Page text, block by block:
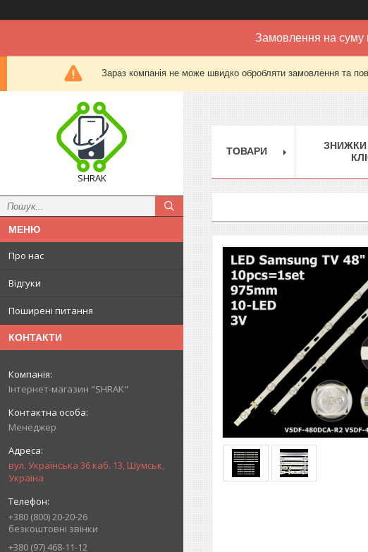
Замовлення на суму
Зараз компанія не може швидко обробляти замовлення та
SHRAK
Про нас
Відгуки
Поширені питання
КОНТАКТИ
Інтернет-магазин "SHRAK"
Менеджер
вул. Українська 36 каб. 13, Шумськ,
Україна
+380 (800) 20-20-26
безкоштовні звінки
+380 (97) 468-11-12
ТОВАРИ
ЗНИЖКИ